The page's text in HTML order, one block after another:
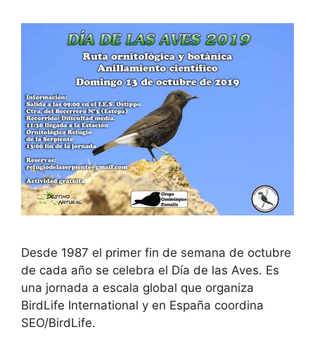
Desde 1987 el primer fin de semana de octubre
de cada año se celebra el Día de las Aves. Es
una jornada a escala global que organiza
BirdLife International y en España coordina
SEO/BirdLife.